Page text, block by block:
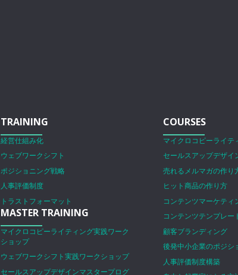
TRAINING
経営仕組み化
ウェブワークシフト
ポジショニング戦略
人事評価制度
トラストフォーマット
MASTER TRAINING
マイクロコピーライティング実践ワーク
ショップ
ウェブワークシフト実践ワークショップ
セールスアップデザインマスタープログ
COURSES
マイクロコピーライテ
セールスアップデザイ
売れるメルマガの作り
ヒット商品の作り方
コンテンツマーケティ
コンテンツテンプレー
顧客ブランディング
後発中小企業のポジシ
人事評価制度構築